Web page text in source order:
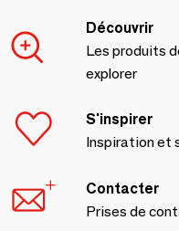
Découvrir
Les produits
explorer
S'inspirer
Inspiration et
Contacter
Prises de